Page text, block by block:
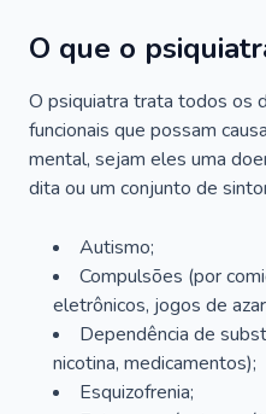
O que o
O psiquiatra trata todos os
funcionais que possam
mental, sejam eles uma
dita ou um conjunto de
Autismo;
Compulsões (por
eletrônicos, jogos de
Dependência de
nicotina, medicamentos);
Esquizofrenia;